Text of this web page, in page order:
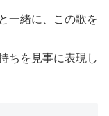
一緒に、この歌を
ちを見事に表現し